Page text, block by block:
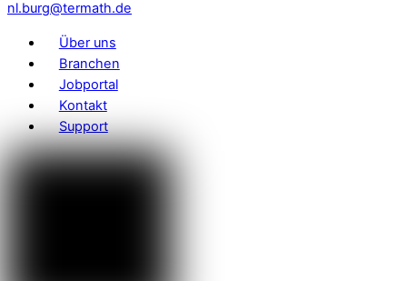
nl.burg@termath.de
Über uns
Branchen
Jobportal
Kontakt
Support